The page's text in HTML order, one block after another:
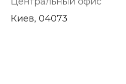
Киев, 04073